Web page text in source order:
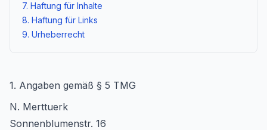
7. Haftung für Inhalte
8. Haftung für Links
9. Urheberrecht
1. Angaben gemäß § 5 TMG
N. Merttuerk
Sonnenblumenstr. 16